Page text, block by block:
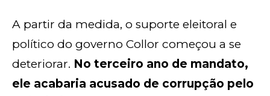
A partir da medida, o suporte eleitoral e
político do governo Collor começou a se
deteriorar. No terceiro ano de mandato,
ele acabaria acusado de corrupção pelo